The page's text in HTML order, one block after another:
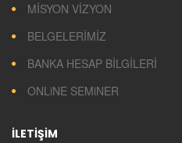
MİSYON VİZYON
BELGELERİMİZ
BANKA HESAP BİLGİLERİ
ONLiNE SEMiNER
İLETİŞİM